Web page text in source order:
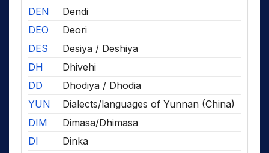
DEN
Dendi
DEO
Deori
DES
Desiya / Deshiya
DH
Dhivehi
DD
Dhodiya / Dhodia
YUN
Dialects/languages of Yunnan (China)
DIM
Dimasa/Dhimasa
DI
Dinka